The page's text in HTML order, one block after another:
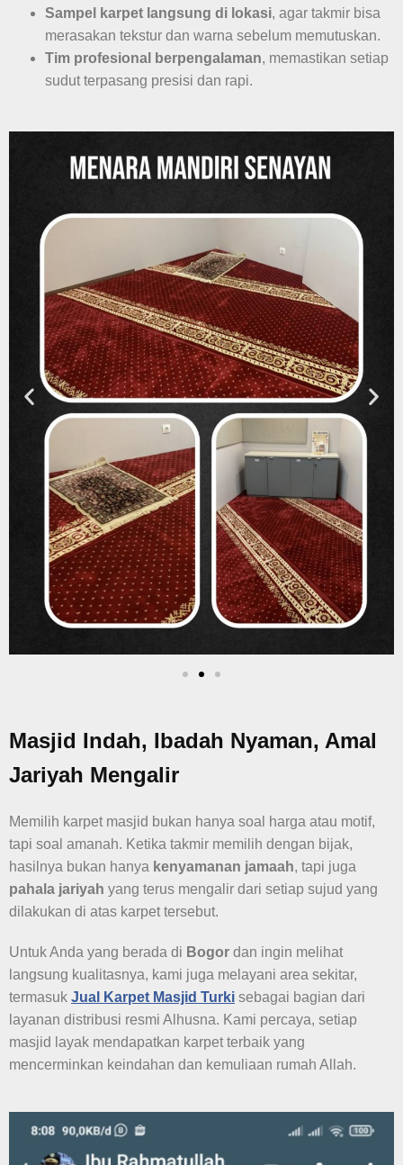
Sampel karpet langsung di lokasi, agar takmir bisa
merasakan tekstur dan warna sebelum memutuskan.
Tim profesional berpengalaman, memastikan setiap
sudut terpasang presisi dan rapi.
Masjid Indah, Ibadah Nyaman, Amal
Jariyah Mengalir
Memilih karpet masjid bukan hanya soal harga atau motif,
tapi soal amanah. Ketika takmir memilih dengan bijak,
hasilnya bukan hanya kenyamanan jamaah, tapi juga
pahala jariyah yang terus mengalir dari setiap sujud yang
dilakukan di atas karpet tersebut.
Untuk Anda yang berada di Bogor dan ingin melihat
langsung kualitasnya, kami juga melayani area sekitar,
termasuk Jual Karpet Masjid Turki sebagai bagian dari
layanan distribusi resmi Alhusna. Kami percaya, setiap
masjid layak mendapatkan karpet terbaik yang
mencerminkan keindahan dan kemuliaan rumah Allah.